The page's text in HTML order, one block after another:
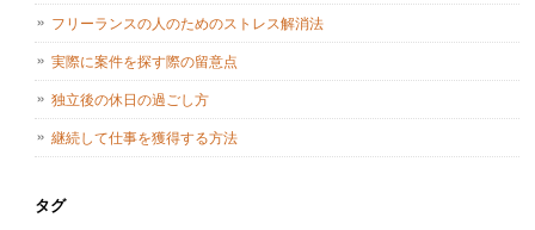
フリーランスの人のためのストレス解消法
実際に案件を探す際の留意点
独立後の休日の過ごし方
継続して仕事を獲得する方法
タグ